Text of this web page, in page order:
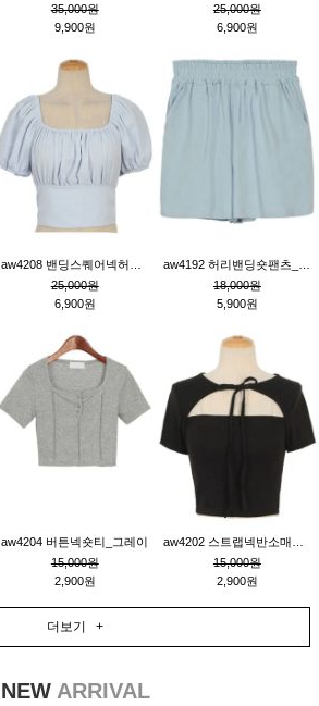
35,000원
9,900원
25,000원
6,900원
25,000원
6,900원
18,000원
5,900원
aw4204 버튼넥숏티_그레이
15,000원
2,900원
15,000원
2,900원
더보기 +
NEWARRIVAL